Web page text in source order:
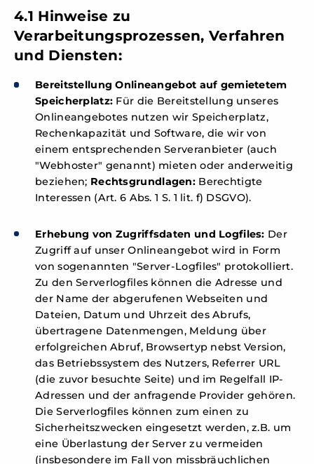
4.1 Hinweise zu
Verarbeitungsprozessen, Verfahren
und Diensten:
Bereitstellung Onlineangebot auf gemietetem
Speicherplatz: Für die Bereitstellung unseres
Onlineangebotes nutzen wir Speicherplatz,
Rechenkapazität und Software, die wir von
einem entsprechenden Serveranbieter (auch
"Webhoster" genannt) mieten oder anderweitig
beziehen; Rechtsgrundlagen:Berechtigte
Interessen (Art. 6 Abs. 1 S. 1 lit. f) DSGVO).
Erhebung von Zugriffsdaten und Logfiles: Der
Zugriff auf unser Onlineangebot wird in Form
von sogenannten "Server-Logfiles" protokolliert.
Zu den Serverlogfiles können die Adresse und
der Name der abgerufenen Webseiten und
Dateien, Datum und Uhrzeit des Abrufs,
übertragene Datenmengen, Meldung über
erfolgreichen Abruf, Browsertyp nebst Version,
das Betriebssystem des Nutzers, Referrer URL
(die zuvor besuchte Seite) und im Regelfall IP-
Adressen und der anfragende Provider gehören.
Die Serverlogfiles können zum einen zu
Sicherheitszwecken eingesetzt werden, z.B. um
eine Überlastung der Server zu vermeiden
(insbesondere im Fall von missbräuchlichen